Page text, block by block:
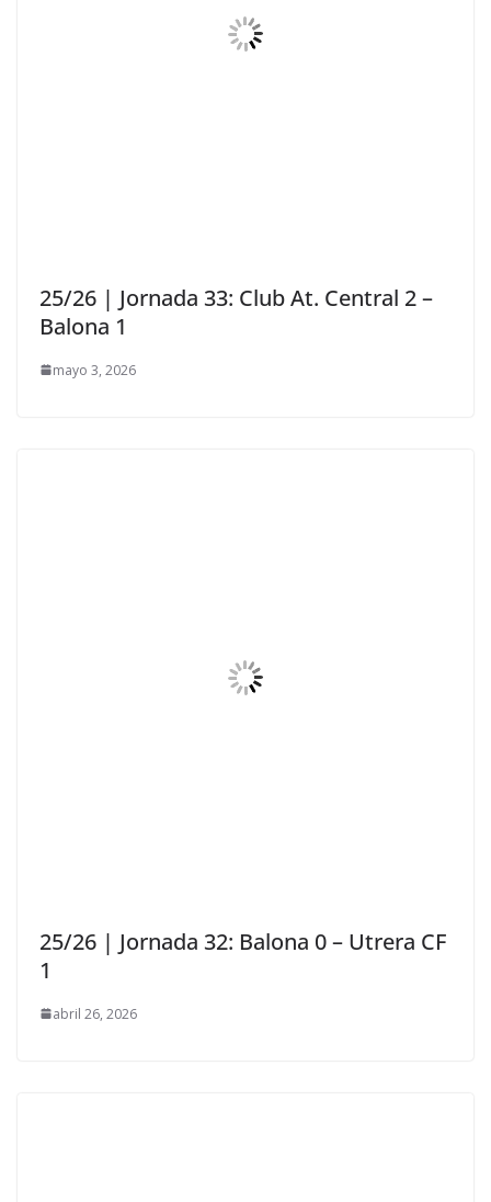
25/26 | Jornada 33: Club At. Central 2 –
Balona 1
mayo 3, 2026
25/26 | Jornada 32: Balona 0 – Utrera CF
1
abril 26, 2026